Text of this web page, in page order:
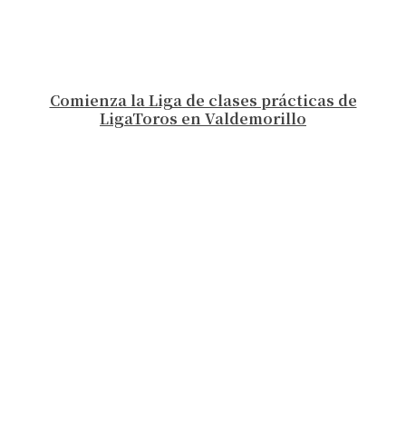
Comienza la Liga de clases prácticas de
LigaToros en Valdemorillo